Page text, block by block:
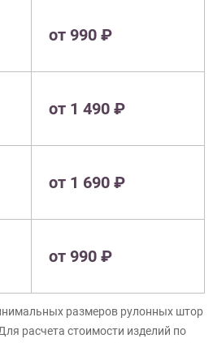
от 990 ₽
от 1 490 ₽
от 1 690 ₽
от 990 ₽
размеров рулонных штор
расчета стоимости изделий по